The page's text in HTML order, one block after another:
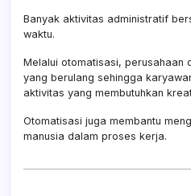
Banyak aktivitas administratif
waktu.
Melalui otomatisasi, perusahaan
yang berulang sehingga
aktivitas yang membutuhkan
Otomatisasi juga membantu
manusia dalam proses kerja.